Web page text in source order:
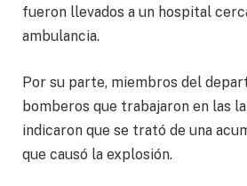
fueron llevados a un hospital
ambulancia.
Por su parte, miembros del
bomberos que trabajaron en las
indicaron que se trató de una
que causó la explosión.